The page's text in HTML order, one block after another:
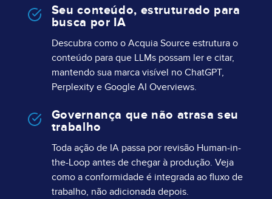
Seu conteúdo, estruturado para
busca por IA
Descubra como o Acquia Source estrutura o
conteúdo para que LLMs possam ler e citar,
mantendo sua marca visível no ChatGPT,
Perplexity e Google AI Overviews.
Governança que não atrasa seu
trabalho
Toda ação de IA passa por revisão Human-in-
the-Loop antes de chegar à produção. Veja
como a conformidade é integrada ao fluxo de
trabalho, não adicionada depois.